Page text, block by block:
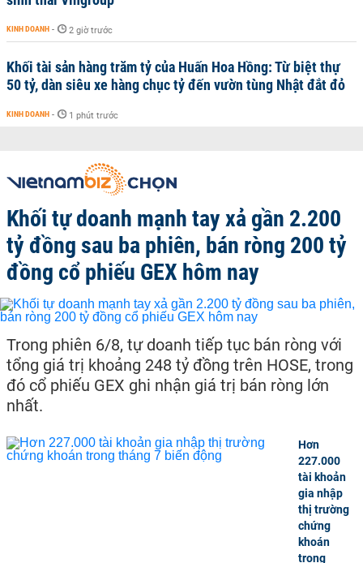
KINH DOANH - 2 giờ trước
Khối tài sản hàng trăm tỷ của Huấn Hoa Hồng: Từ biệt thự
50 tỷ, dàn siêu xe hàng chục tỷ đến vườn tùng Nhật đắt đỏ
KINH DOANH - 1 phút trước
Khối tự doanh mạnh tay xả gần 2.200
tỷ đồng sau ba phiên, bán ròng 200 tỷ
đồng cổ phiếu GEX hôm nay
Trong phiên 6/8, tự doanh tiếp tục bán ròng với
tổng giá trị khoảng 248 tỷ đồng trên HOSE, trong
đó cổ phiếu GEX ghi nhận giá trị bán ròng lớn
nhất.
Hơn
227.000
tài khoản
gia nhập
thị trường
chứng
khoán
trong